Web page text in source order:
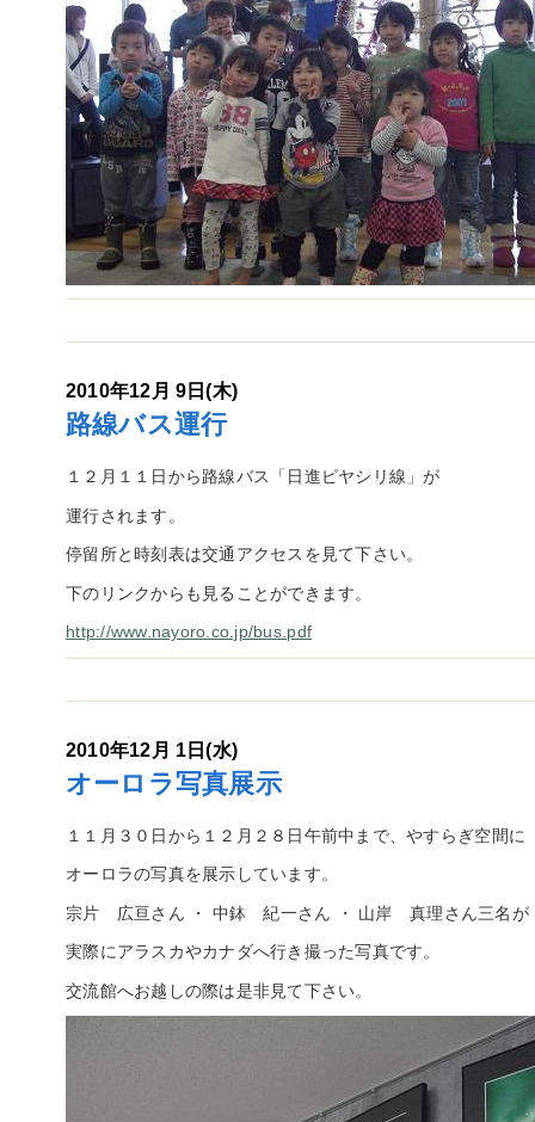
2010年12月 9日(木)
路線バス運行
１２月１１日から路線バス「日進ピヤシリ線」が
運行されます。
停留所と時刻表は交通アクセスを見て下さい。
下のリンクからも見ることができます。
http://www.nayoro.co.jp/bus.pdf
2010年12月 1日(水)
オーロラ写真展示
１１月３０日から１２月２８日午前中まで、やすらぎ空間に
オーロラの写真を展示しています。
宗片 広亘さん ・ 中鉢 紀一さん ・ 山岸 真理さん三名が
実際にアラスカやカナダへ行き撮った写真です。
交流館へお越しの際は是非見て下さい。